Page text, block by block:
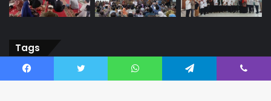
Tags
Facebook Twitter WhatsApp Telegram Viber